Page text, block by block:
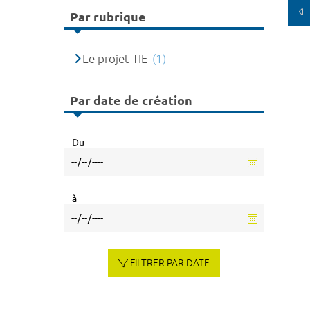
Par rubrique
Le projet TIE (1)
Par date de création
Du
à
FILTRER PAR DATE